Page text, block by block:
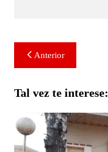
Navegación
de
entradas
Anterior
Tal vez te interese: